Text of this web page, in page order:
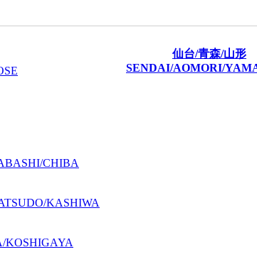
仙台/青森/山形
SENDAI/AOMORI/
CHIBA
KASHIWA
KOSHIGAYA